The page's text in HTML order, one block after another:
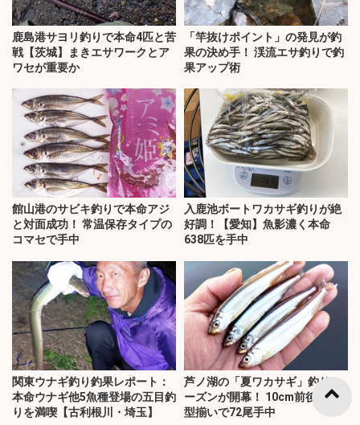
鹿島港サヨリ釣りで本命4匹と苦
戦【茨城】まきエサワークとア
ワセが重要か
「竿抜けポイント」の発見が釣
果の決め手！ 渓流エサ釣りで釣
果アップ術
館山港のサビキ釣りで本命アジ
と対面成功！ 常温保存タイプの
コマセで手中
入鹿池ボートワカサギ釣りが絶
好調！【愛知】魚影濃く本命
638匹を手中
関東ウナギ釣り釣果レポート：
本命ウナギ他5魚種登場の五目釣
りを満喫【古利根川・埼玉】
芦ノ湖の「夏ワカサギ」釣りシ
ーズンが開幕！ 10cm前後の良
型揃いで72尾手中